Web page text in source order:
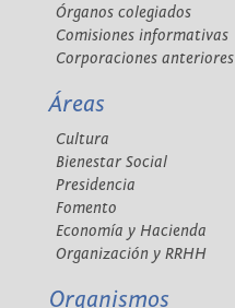
Órganos colegiados
Comisiones informativas
Corporaciones anteriores
Áreas
Cultura
Bienestar Social
Presidencia
Fomento
Economía y Hacienda
Organización y RRHH
Organismos